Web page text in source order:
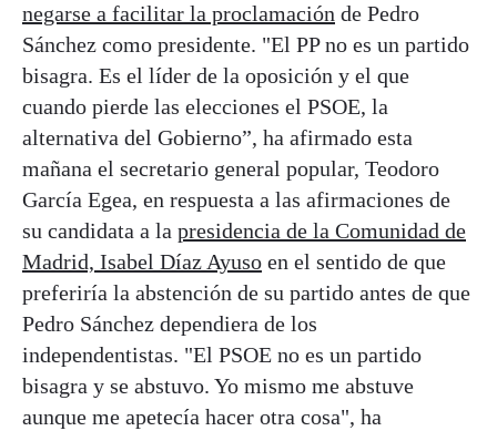
negarse a facilitar la proclamación de Pedro
Sánchez como presidente. "El PP no es un partido
bisagra. Es el líder de la oposición y el que
cuando pierde las elecciones el PSOE, la
alternativa del Gobierno”, ha afirmado esta
mañana el secretario general popular, Teodoro
García Egea, en respuesta a las afirmaciones de
su candidata a la presidencia de la Comunidad de
Madrid, Isabel Díaz Ayuso en el sentido de que
preferiría la abstención de su partido antes de que
Pedro Sánchez dependiera de los
independentistas. "El PSOE no es un partido
bisagra y se abstuvo. Yo mismo me abstuve
aunque me apetecía hacer otra cosa", ha